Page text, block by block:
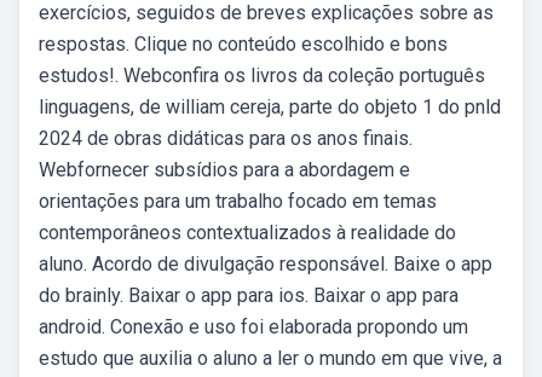
exercícios, seguidos de breves explicações sobre as
respostas. Clique no conteúdo escolhido e bons
estudos!. Webconfira os livros da coleção português
linguagens, de william cereja, parte do objeto 1 do pnld
2024 de obras didáticas para os anos finais.
Webfornecer subsídios para a abordagem e
orientações para um trabalho focado em temas
contemporâneos contextualizados à realidade do
aluno. Acordo de divulgação responsável. Baixe o app
do brainly. Baixar o app para ios. Baixar o app para
android. Conexão e uso foi elaborada propondo um
estudo que auxilia o aluno a ler o mundo em que vive, a